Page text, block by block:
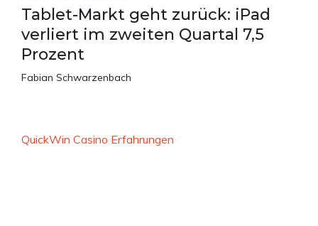
Tablet-Markt geht zurück: iPad
verliert im zweiten Quartal 7,5
Prozent
Fabian Schwarzenbach
QuickWin Casino Erfahrungen